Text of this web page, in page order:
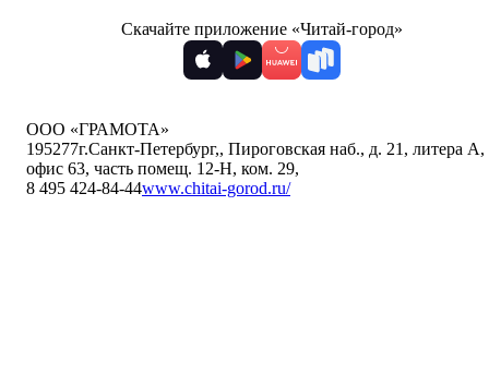
Скачайте приложение «Читай-город»
ООО «ГРАМОТА»
195277г.Санкт-Петербург,, Пироговская наб., д. 21, литера А,
офис 63, часть помещ. 12-Н, ком. 29,
8 495 424-84-44www.chitai-gorod.ru/